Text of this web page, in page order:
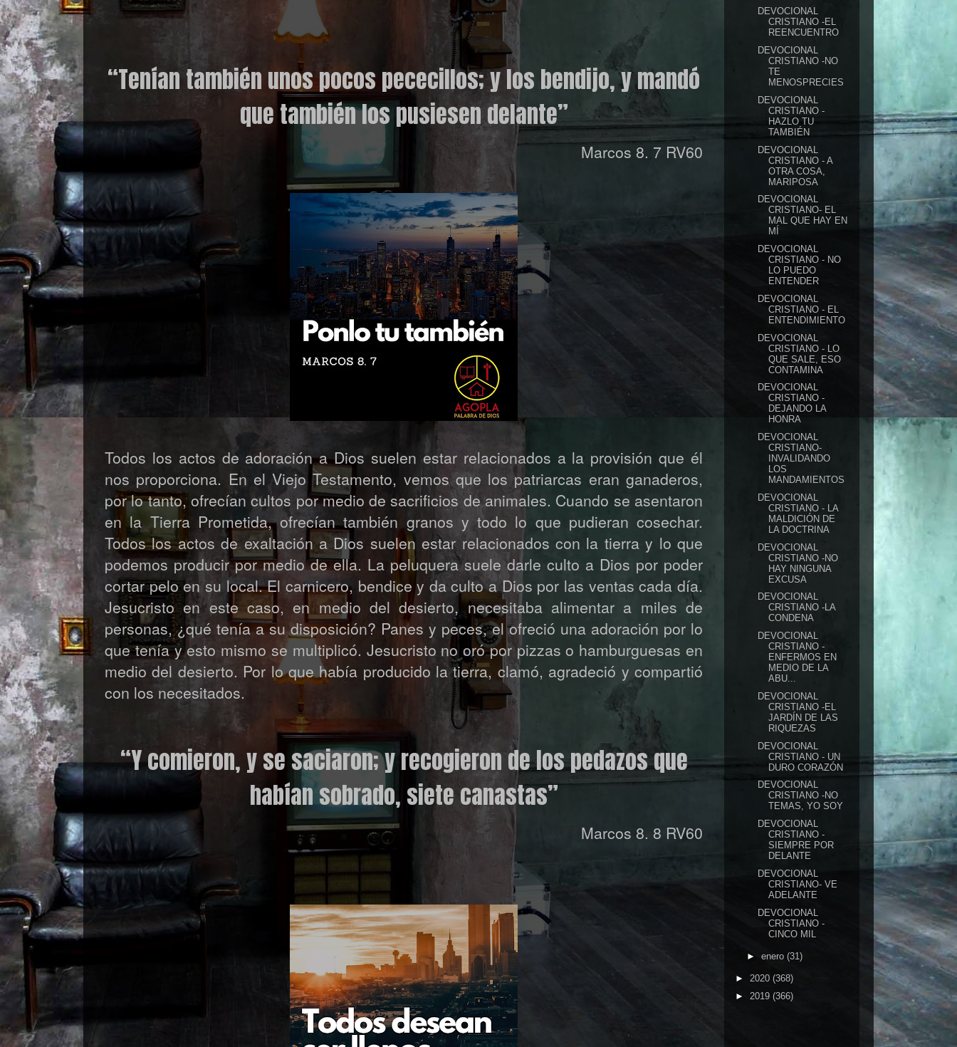
“Tenían también unos pocos pececillos; y los bendijo, y mandó
que también los pusiesen delante”
Marcos 8. 7 RV60
Todos los actos de adoración a Dios suelen estar relacionados a la provisión que él
nos proporciona. En el Viejo Testamento, vemos que los patriarcas eran ganaderos,
por lo tanto, ofrecían cultos por medio de sacrificios de animales. Cuando se asentaron
en la Tierra Prometida, ofrecían también granos y todo lo que pudieran cosechar.
Todos los actos de exaltación a Dios suelen estar relacionados con la tierra y lo que
podemos producir por medio de ella. La peluquera suele darle culto a Dios por poder
cortar pelo en su local. El carnicero, bendice y da culto a Dios por las ventas cada día.
Jesucristo en este caso, en medio del desierto, necesitaba alimentar a miles de
personas, ¿qué tenía a su disposición? Panes y peces, el ofreció una adoración por lo
que tenía y esto mismo se multiplicó. Jesucristo no oró por pizzas o hamburguesas en
medio del desierto. Por lo que había producido la tierra, clamó, agradeció y compartió
con los necesitados.
“Y comieron, y se saciaron; y recogieron de los pedazos que
habían sobrado, siete canastas”
Marcos 8. 8 RV60
DEVOCIONAL
CRISTIANO -EL
REENCUENTRO
DEVOCIONAL
CRISTIANO -NO
TE
MENOSPRECIES
DEVOCIONAL
CRISTIANO -
HAZLO TU
TAMBIÉN
DEVOCIONAL
CRISTIANO - A
OTRA COSA,
MARIPOSA
DEVOCIONAL
CRISTIANO- EL
MAL QUE HAY EN
MÍ
DEVOCIONAL
CRISTIANO - NO
LO PUEDO
ENTENDER
DEVOCIONAL
CRISTIANO - EL
ENTENDIMIENTO
DEVOCIONAL
CRISTIANO - LO
QUE SALE, ESO
CONTAMINA
DEVOCIONAL
CRISTIANO -
DEJANDO LA
HONRA
DEVOCIONAL
CRISTIANO-
INVALIDANDO
LOS
MANDAMIENTOS
DEVOCIONAL
CRISTIANO - LA
MALDICIÓN DE
LA DOCTRINA
DEVOCIONAL
CRISTIANO -NO
HAY NINGUNA
EXCUSA
DEVOCIONAL
CRISTIANO -LA
CONDENA
DEVOCIONAL
CRISTIANO -
ENFERMOS EN
MEDIO DE LA
ABU...
DEVOCIONAL
CRISTIANO -EL
JARDÍN DE LAS
RIQUEZAS
DEVOCIONAL
CRISTIANO - UN
DURO CORAZÓN
DEVOCIONAL
CRISTIANO -NO
TEMAS, YO SOY
DEVOCIONAL
CRISTIANO -
SIEMPRE POR
DELANTE
DEVOCIONAL
CRISTIANO- VE
ADELANTE
DEVOCIONAL
CRISTIANO -
CINCO MIL
► enero (31)
► 2020 (368)
► 2019 (366)